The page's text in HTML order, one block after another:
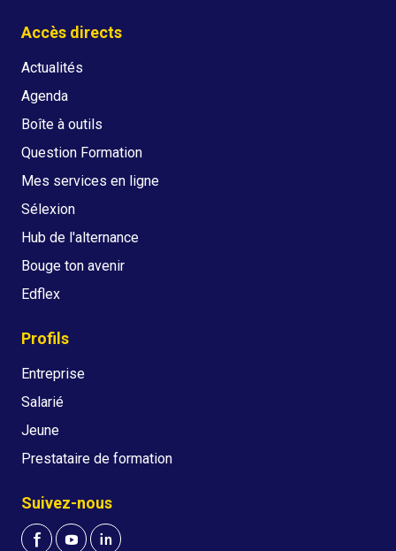
Accès directs
Actualités
Agenda
Boîte à outils
Question Formation
Mes services en ligne
Sélexion
Hub de l'alternance
Bouge ton avenir
Edflex
Profils
Entreprise
Salarié
Jeune
Prestataire de formation
Suivez-nous